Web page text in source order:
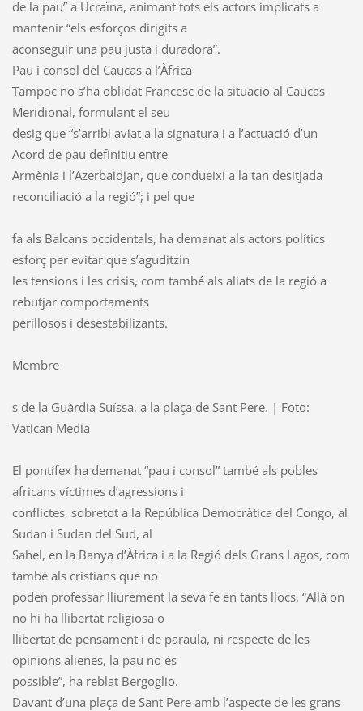
de la pau” a Ucraïna, animant tots els actors implicats a
mantenir “els esforços dirigits a
aconseguir una pau justa i duradora”.
Pau i consol del Caucas a l’Àfrica
Tampoc no s’ha oblidat Francesc de la situació al Caucas
Meridional, formulant el seu
desig que “s’arribi aviat a la signatura i a l’actuació d’un
Acord de pau definitiu entre
Armènia i l’Azerbaidjan, que condueixi a la tan desitjada
reconciliació a la regió”; i pel que
fa als Balcans occidentals, ha demanat als actors polítics
esforç per evitar que s’aguditzin
les tensions i les crisis, com també als aliats de la regió a
rebutjar comportaments
perillosos i desestabilizants.
Membre
s de la Guàrdia Suïssa, a la plaça de Sant Pere. | Foto:
Vatican Media
El pontífex ha demanat “pau i consol” també als pobles
africans víctimes d’agressions i
conflictes, sobretot a la República Democràtica del Congo, al
Sudan i Sudan del Sud, al
Sahel, en la Banya d’Àfrica i a la Regió dels Grans Lagos, com
també als cristians que no
poden professar lliurement la seva fe en tants llocs. “Allà on
no hi ha llibertat religiosa o
llibertat de pensament i de paraula, ni respecte de les
opinions alienes, la pau no és
possible”, ha reblat Bergoglio.
Davant d’una plaça de Sant Pere amb l’aspecte de les grans